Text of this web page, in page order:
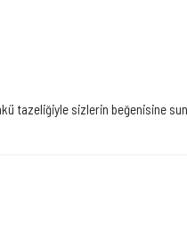
tazeliğiyle sizlerin beğenisine